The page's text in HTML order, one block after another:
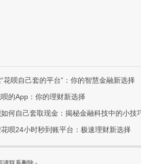
花呗自己套的平台”：你的智慧金融新选择
的App：你的理财新选择
何自己套取现金：揭秘金融科技中的小技
花呗24小时秒到账平台：极速理财新选择